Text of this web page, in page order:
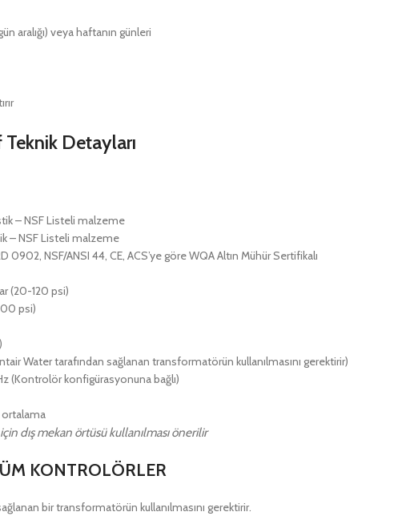
aralığı) veya haftanın günleri
Detayları
– NSF Listeli malzeme
– NSF Listeli malzeme
0902, NSF/ANSI 44, CE, ACS’ye göre WQA Altın Mühür Sertifikalı
(20-120 psi)
psi)
Water tarafından sağlanan transformatörün kullanılmasını gerektirir)
(Kontrolör konfigürasyonuna bağlı)
ortalama
dış mekan örtüsü kullanılması önerilir
KONTROLÖRLER
bir transformatörün kullanılmasını gerektirir.